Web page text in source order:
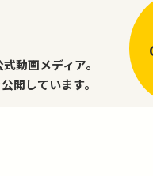
動画メディア。
開しています。